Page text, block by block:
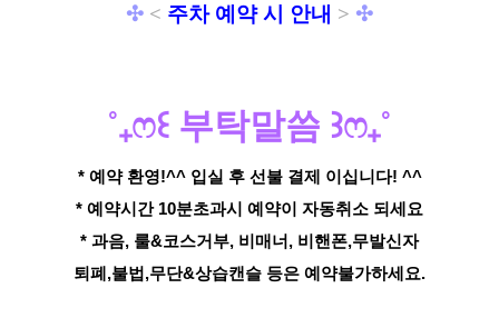
✣ < 주차 예약 시 안내 > ✣
˚₊ෆ꒰ 부탁말씀 ꒱ෆ₊˚
* 예약 환영!^^ 입실 후 선불 결제 이십니다! ^^
* 예약시간 10분초과시 예약이 자동취소 되세요
* 과음, 룰&코스거부, 비매너, 비핸폰,무발신자
퇴폐,불법,무단&상습캔슬 등은 예약불가하세요.